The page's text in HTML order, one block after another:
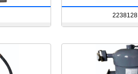
2238128